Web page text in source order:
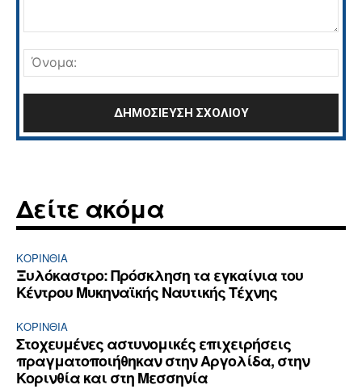
Δείτε ακόμα
ΚΟΡΙΝΘΊΑ
Ξυλόκαστρο: Πρόσκληση τα εγκαίνια του
Κέντρου Μυκηναϊκής Ναυτικής Τέχνης
ΚΟΡΙΝΘΊΑ
Στοχευμένες αστυνομικές επιχειρήσεις
πραγματοποιήθηκαν στην Αργολίδα, στην
Κορινθία και στη Μεσσηνία